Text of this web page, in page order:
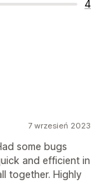
4
7 wrzesień 2023
some bugs
and efficient in
together. Highly